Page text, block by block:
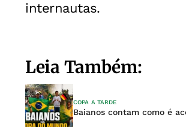
internautas.
Leia Também:
COPA A TARDE
Baianos contam como é